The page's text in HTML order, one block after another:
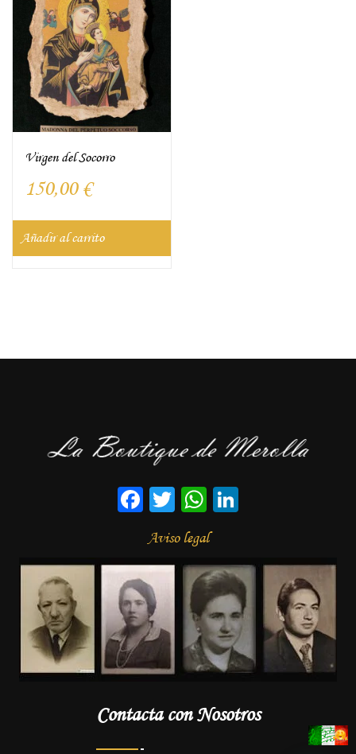
Virgen del Socorro
150,00 €
Añadir al carrito
Facebook
TwitterWhatsApp
Aviso legal
Contacta con Nosotros